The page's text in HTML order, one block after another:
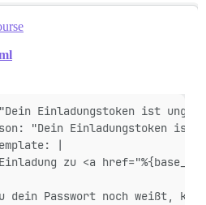
Einladungstoken ist
"Dein Einladungstoken ist
|
zu <a
dein Passwort noch weißt,